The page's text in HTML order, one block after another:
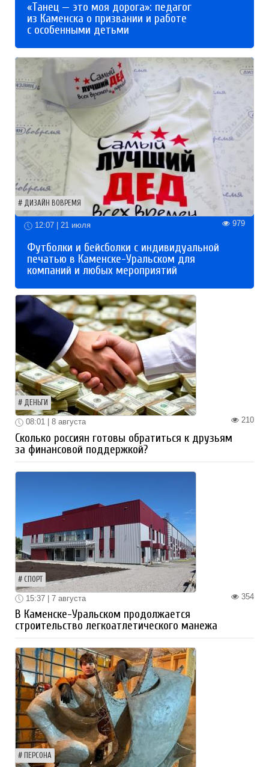
«Танец — это моя дорога»: педагог
из Каменска о призвании и работе
с особенными детьми
ДИЗАЙН ВОВРЕМЯ
12:07 | 21 июля 979
Футболки и бейсболки с индивидуальной
печатью в Каменске-Уральском для
компаний и любых мероприятий
ДЕНЬГИ
210
08:01 | 8 августа
Сколько россиян готовы обратиться к друзьям
за финансовой поддержкой?
СПОРТ
354
15:37 | 7 августа
В Каменске-Уральском продолжается
строительство легкоатлетического манежа
ПЕРСОНА